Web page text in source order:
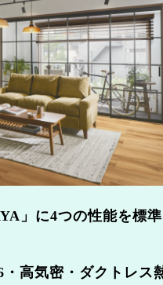
」に4つの性能を標準
・高気密・ダクトレス